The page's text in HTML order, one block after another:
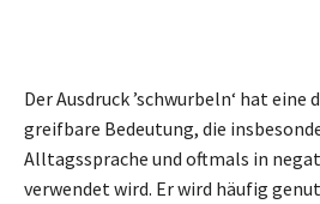
Der Ausdruck ’schwurbeln‘ hat eine
greifbare Bedeutung, die
Alltagssprache und oftmals in
verwendet wird. Er wird häufig